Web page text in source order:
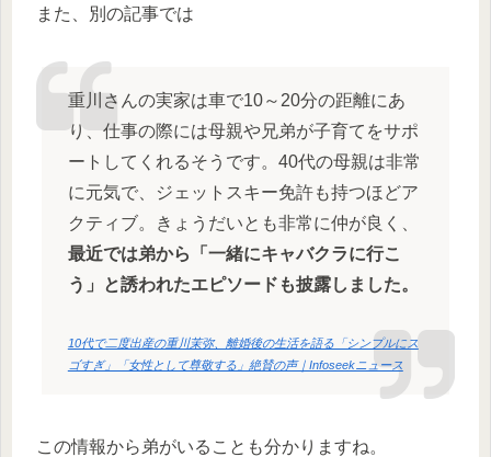
また、別の記事では
重川さんの実家は車で10～20分の距離にあ
り、仕事の際には母親や兄弟が子育てをサポ
ートしてくれるそうです。40代の母親は非常
に元気で、ジェットスキー免許も持つほどア
クティブ。きょうだいとも非常に仲が良く、
最近では弟から「一緒にキャバクラに行こ
う」と誘われたエピソードも披露しました。
10代で二度出産の重川茉弥、離婚後の生活を語る「シンプルにス
ゴすぎ」「女性として尊敬する」絶賛の声｜Infoseekニュース
この情報から弟がいることも分かりますね。